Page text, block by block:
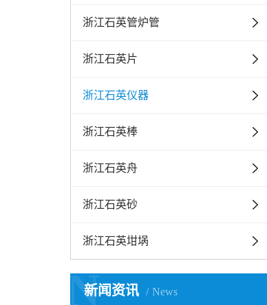
浙江石英管炉管
浙江石英片
浙江石英仪器
浙江石英棒
浙江石英舟
浙江石英砂
浙江石英坩埚
新闻资讯 News
N